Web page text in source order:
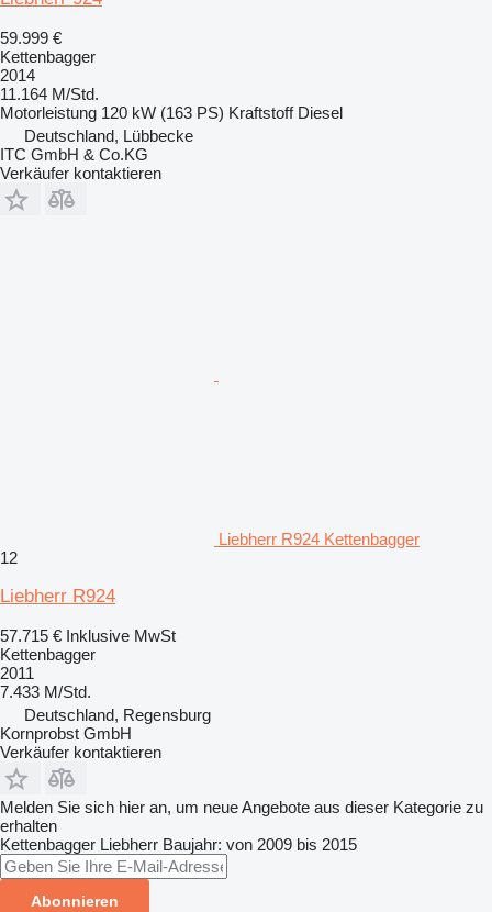
59.999 €
Kettenbagger
2014
11.164 M/Std.
Motorleistung 120 kW (163 PS) Kraftstoff Diesel
Deutschland, Lübbecke
ITC GmbH & Co.KG
Verkäufer kontaktieren
Liebherr R924 Kettenbagger
12
Liebherr R924
57.715 € Inklusive MwSt
Kettenbagger
2011
7.433 M/Std.
Deutschland, Regensburg
Kornprobst GmbH
Verkäufer kontaktieren
Melden Sie sich hier an, um neue Angebote aus dieser Kategorie zu
erhalten
Kettenbagger Liebherr Baujahr: von 2009 bis 2015
Abonnieren